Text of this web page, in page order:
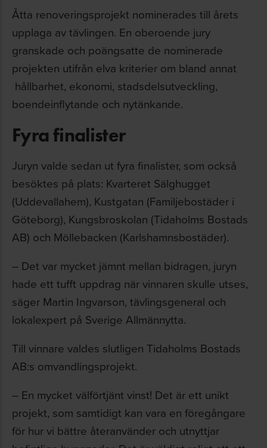
Åtta renoveringsprojekt nominerades till årets
upplaga av tävlingen. En oberoende jury
granskade och poängsatte de nominerade
projekten utifrån elva kriterier om bland annat
hållbarhet, ekonomi, stadsdelsutveckling,
boendeinflytande och nytänkande.
Fyra finalister
Juryn valde sedan ut fyra finalister, som också
besöktes på plats: Kvarteret Sälghugget
(Uddevallahem), Kustgatan (Familjebostäder i
Göteborg), Kungsbroskolan (Tidaholms Bostads
AB) och Möllebacken (Karlshamnsbostäder).
– Det var mycket jämnt mellan bidragen, juryn
hade ett tufft uppdrag när vinnaren skulle utses,
säger Martin Ingvarson, tävlingsgeneral och
lokalexpert på Sverige Allmännytta.
Till vinnare valdes slutligen Tidaholms Bostads
AB:s omvandlingsprojekt.
– En mycket välförtjänt vinst! Det är ett unikt
projekt, som samtidigt kan vara en föregångare
för hur vi bättre återanvänder och utnyttjar